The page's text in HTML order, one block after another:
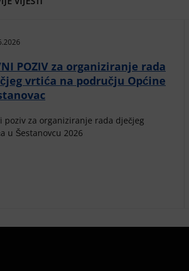
POZIV za organiziranje rada
vrtića na području Općine
poziv za organiziranje rada dječjeg
u Šestanovcu 2026